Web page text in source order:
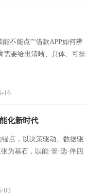
不能点”“借款APP如何辨
需要给出清晰、具体、可操
16
化新时代
点，以决策驱动、数据驱
为基石，以能·管·选·伴四
03